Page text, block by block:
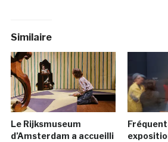
Similaire
Le Rijksmuseum
d’Amsterdam a accueilli